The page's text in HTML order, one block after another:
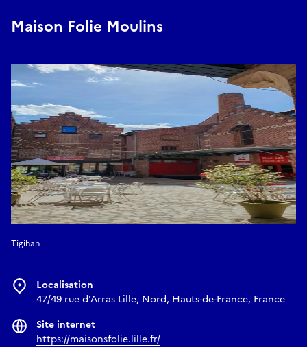
Gratuit
À partir de 6 ans, en accès libre
Dimanche 07 juin, 14 h à 19 h
Maison Folie Moulins
Tigihan
Localisation
47/49 rue d'Arras Lille, Nord, Hauts-de-France, France
Site internet
https://maisonsfolie.lille.fr/